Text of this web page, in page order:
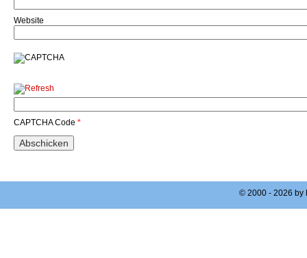
Website
CAPTCHA Code *
© 2000 - 2026 by